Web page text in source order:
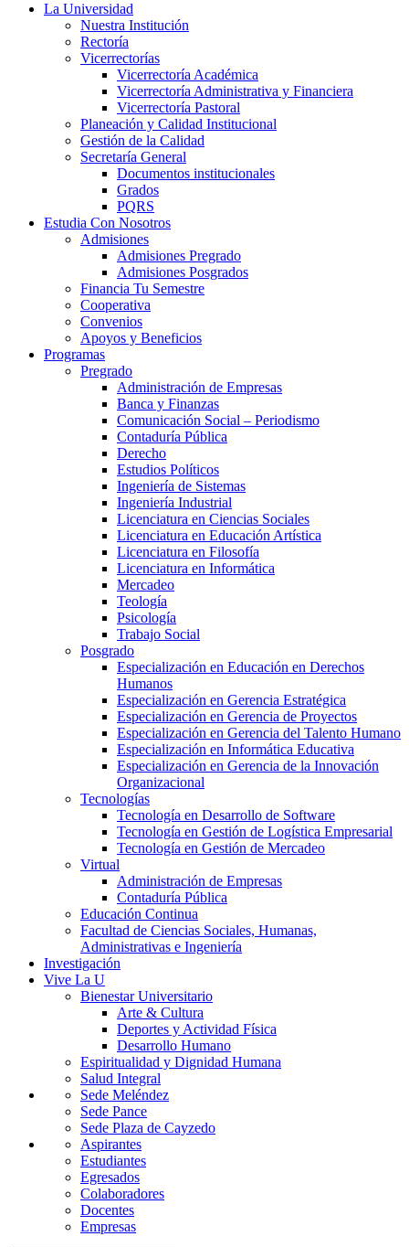
La Universidad
Nuestra Institución
Rectoría
Vicerrectorías
Vicerrectoría Académica
Vicerrectoría Administrativa y Financiera
Vicerrectoría Pastoral
Planeación y Calidad Institucional
Gestión de la Calidad
Secretaría General
Documentos institucionales
Grados
PQRS
Estudia Con Nosotros
Admisiones
Admisiones Pregrado
Admisiones Posgrados
Financia Tu Semestre
Cooperativa
Convenios
Apoyos y Beneficios
Programas
Pregrado
Administración de Empresas
Banca y Finanzas
Comunicación Social – Periodismo
Contaduría Pública
Derecho
Estudios Políticos
Ingeniería de Sistemas
Ingeniería Industrial
Licenciatura en Ciencias Sociales
Licenciatura en Educación Artística
Licenciatura en Filosofía
Licenciatura en Informática
Mercadeo
Teología
Psicología
Trabajo Social
Posgrado
Especialización en Educación en Derechos
Humanos
Especialización en Gerencia Estratégica
Especialización en Gerencia de Proyectos
Especialización en Gerencia del Talento Humano
Especialización en Informática Educativa
Especialización en Gerencia de la Innovación
Organizacional
Tecnologías
Tecnología en Desarrollo de Software
Tecnología en Gestión de Logística Empresarial
Tecnología en Gestión de Mercadeo
Virtual
Administración de Empresas
Contaduría Pública
Educación Continua
Facultad de Ciencias Sociales, Humanas,
Administrativas e Ingeniería
Investigación
Vive La U
Bienestar Universitario
Arte & Cultura
Deportes y Actividad Física
Desarrollo Humano
Espiritualidad y Dignidad Humana
Salud Integral
Sede Meléndez
Sede Pance
Sede Plaza de Cayzedo
Aspirantes
Estudiantes
Egresados
Colaboradores
Docentes
Empresas